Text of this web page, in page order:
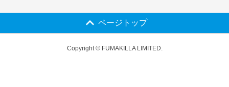
ページトップ
Copyright © FUMAKILLA LIMITED.